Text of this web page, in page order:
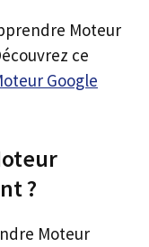
Moteur
ce
Google
?
Moteur